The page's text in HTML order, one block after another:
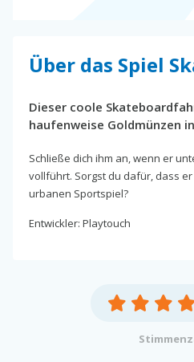
Über das Spiel
Dieser coole
haufenweise Goldmünzen
Schließe dich ihm an, wenn er
vollführt. Sorgst du dafür, dass
urbanen Sportspiel?
Entwickler: Playtouch